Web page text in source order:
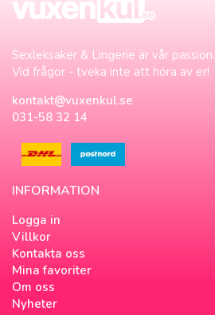
Sexleksaker & Lingerie är vår passion.
Vid frågor - tveka inte att höra av er!
kontakt@vuxenkul.se
031-58 32 14
INFORMATION
Logga in
Villkor
Kontakta oss
Mina favoriter
Om oss
Nyheter